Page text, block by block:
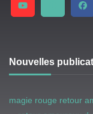
Nouvelles
magie rouge retour